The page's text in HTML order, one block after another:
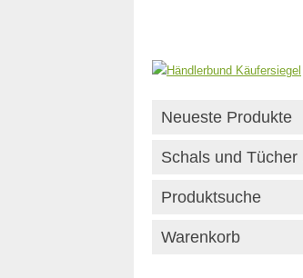
Neueste Produkte
Schals und Tücher
Produktsuche
Warenkorb